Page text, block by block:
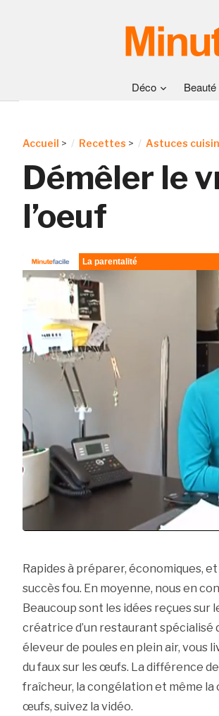
Déco Beauté
Accueil > Recettes > Astuces
Démêler le
l’oeuf
Rapides à préparer, économiques,
succès fou. En moyenne, nous en
Beaucoup sont les idées reçues
créatrice d’un restaurant spécialisé
éleveur de poules en plein air, vous
du faux sur les œufs. La différence
fraîcheur, la congélation et même la
œufs, suivez la vidéo.